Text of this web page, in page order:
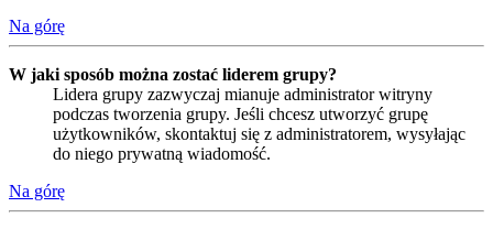
Na górę
W jaki sposób można zostać liderem grupy?
Lidera grupy zazwyczaj mianuje administrator witryny
podczas tworzenia grupy. Jeśli chcesz utworzyć grupę
użytkowników, skontaktuj się z administratorem, wysyłając
do niego prywatną wiadomość.
Na górę